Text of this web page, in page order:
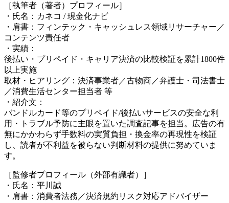
［執筆者（著者）プロフィール］
・氏名：カネコ / 現金化ナビ
・肩書：フィンテック・キャッシュレス領域リサーチャー／
コンテンツ責任者
・実績：
後払い・プリペイド・キャリア決済の比較検証を累計1800件
以上実施
取材・ヒアリング：決済事業者／古物商／弁護士・司法書士
／消費生活センター担当者 等
・紹介文：
バンドルカード等のプリペイド/後払いサービスの安全な利
用・トラブル予防に主眼を置いた調査記事を担当。広告の有
無にかかわらず手数料の実質負担・換金率の再現性を検証
し、読者が不利益を被らない判断材料の提供に努めていま
す。
［監修者プロフィール（外部有識者）］
・氏名：平川誠
・肩書：消費者法務／決済規約リスク対応アドバイザー